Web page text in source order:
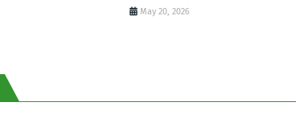
May 20, 2026